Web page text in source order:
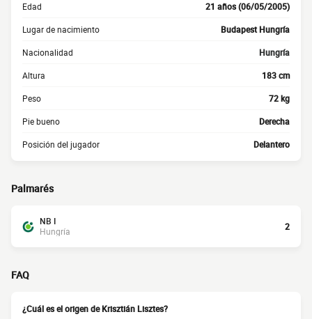
Edad 21 años (06/05/2005)
Lugar de nacimiento Budapest Hungría
Nacionalidad Hungría
Altura 183 cm
Peso 72 kg
Pie bueno Derecha
Posición del jugador Delantero
Palmarés
NB I
Hungría
2
FAQ
¿Cuál es el origen de Krisztián Lisztes?